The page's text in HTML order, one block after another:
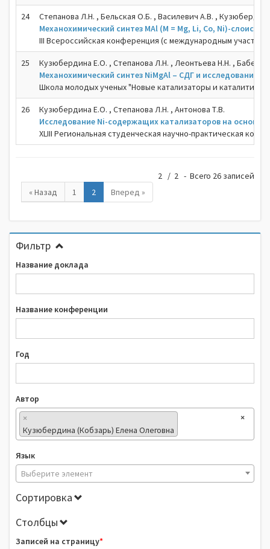
24
Степанова Л.Н. , Бельская О.Б. , Василевич А.В. ,
Механохимический синтез MAl (M = Mg, Li, Co, Ni)-
III Всероссийская конференция (с международным
25
Кузюбердина Е.О. , Степанова Л.Н. , Леонтьева Н.Н. ,
Механохимический синтез NiMgAl – СДГ и исследование
Школа молодых ученых "Новые катализаторы и
26
Кузюбердина Е.О. , Степанова Л.Н. , Антонова Т.В.
Исследование Ni-содержащих катализаторов на основе
XLIII Региональная студенческая научно-практическая
« Назад 1 2 Вперед »
2 / 2 - Всего 26 записей
Фильтр
Название доклада
Название конференции
Год
Автор
×
×
Кузюбердина (Кобзарь) Елена Олеговна
Язык
Выберите элемент
Сортировка
Столбцы
Записей на страницу